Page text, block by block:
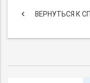
keyboard_arrow_left ВЕРНУТЬСЯ К